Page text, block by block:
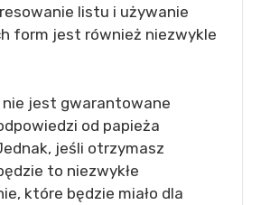
listu i używanie
form jest również niezwykle
nie jest gwarantowane
od papieża
jeśli otrzymasz
to niezwykłe
które będzie miało dla